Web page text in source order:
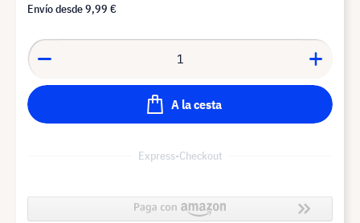
Envío desde9,99 €
A la cesta
Express-Checkout